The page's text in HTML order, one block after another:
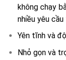
không chạy
nhiều yêu
Yên tĩnh và
Nhỏ gọn và